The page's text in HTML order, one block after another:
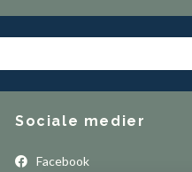
Sociale medier
Facebook